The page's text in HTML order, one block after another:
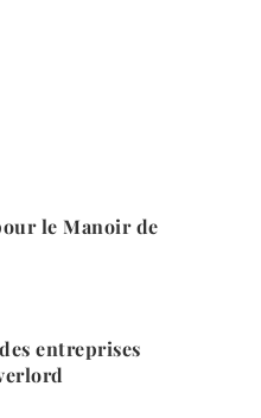
le Manoir de
entreprises